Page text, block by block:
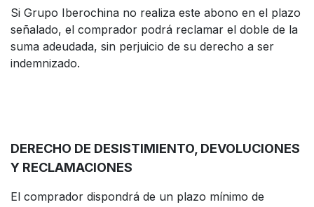
Si Grupo Iberochina no realiza este abono en el plazo
señalado, el comprador podrá reclamar el doble de la
suma adeudada, sin perjuicio de su derecho a ser
indemnizado.
DERECHO DE DESISTIMIENTO, DEVOLUCIONES
Y RECLAMACIONES
El comprador dispondrá de un plazo mínimo de